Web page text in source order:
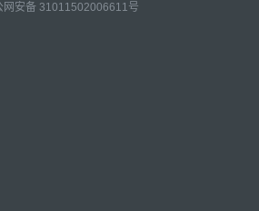
网安备 31011502006611号